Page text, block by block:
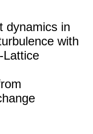
dynamics in
with
Lattice